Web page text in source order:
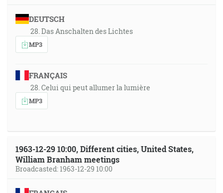
DEUTSCH
28. Das Anschalten des Lichtes
MP3
FRANÇAIS
28. Celui qui peut allumer la lumière
MP3
1963-12-29 10:00, Different cities, United States,
William Branham meetings
Broadcasted: 1963-12-29 10:00